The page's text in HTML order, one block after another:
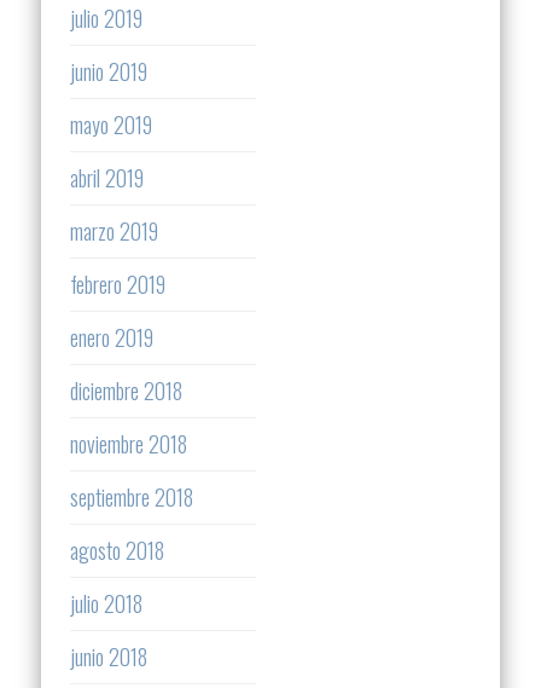
julio 2019
junio 2019
mayo 2019
abril 2019
marzo 2019
febrero 2019
enero 2019
diciembre 2018
noviembre 2018
septiembre 2018
agosto 2018
julio 2018
junio 2018